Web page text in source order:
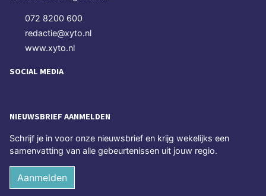
072 8200 600
redactie@xyto.nl
www.xyto.nl
SOCIAL MEDIA
NIEUWSBRIEF AANMELDEN
Schrijf je in voor onze nieuwsbrief en krijg wekelijks een
samenvatting van alle gebeurtenissen uit jouw regio.
Aanmelden